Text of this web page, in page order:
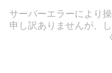
サーバーエラーにより
申し訳ありませんが、